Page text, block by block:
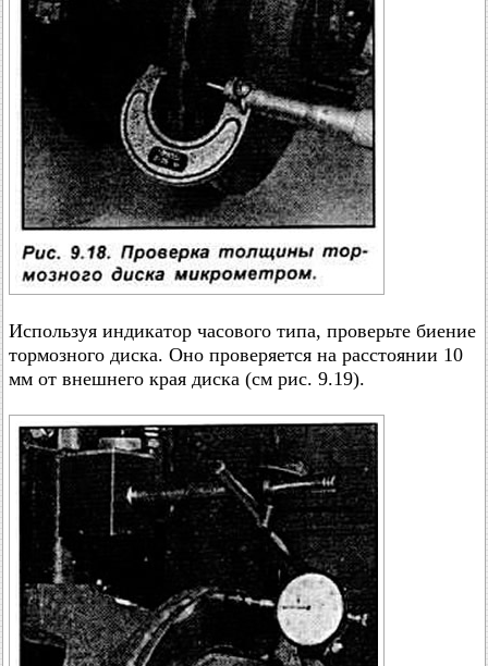
Используя индикатор часового типа, проверьте биение
тормозного диска. Оно проверяется на расстоянии 10
мм от внешнего края диска (см рис. 9.19).